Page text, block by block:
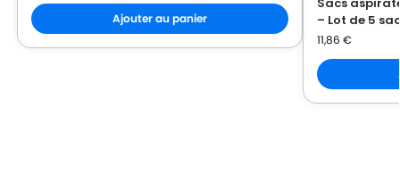
BESTRON
BESTRON DVC 1500 (Série)
Ajouter au panier
– Lot de 5
11,86 €